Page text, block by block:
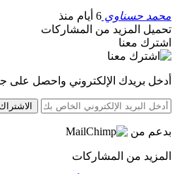
محمد حسناوي 6 أيام منذ
تحميل المزيد من المشاركات
اشترك معنا
أدخل بريدك الإلكتروني واحصل على
الاشتراك
بدعم من
المزيد من المشاركات